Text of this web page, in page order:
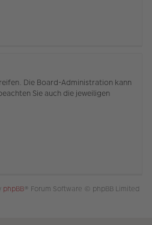
Die Board-Administration kann
Sie auch die jeweiligen
phpBB® Forum Software © phpBB Limited